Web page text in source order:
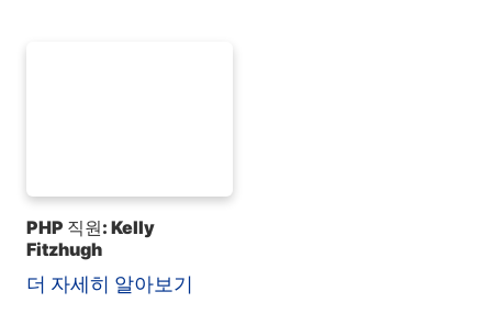
PHP 직원: Kelly
Fitzhugh
더 자세히 알아보기